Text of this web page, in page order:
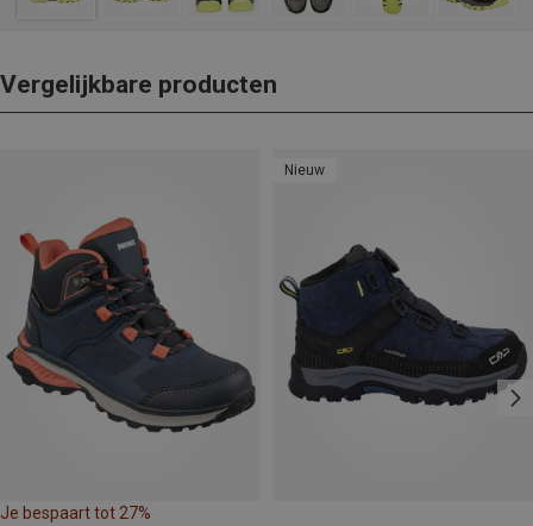
Vergelijkbare producten
Je bespaart tot 27%
Nieuw